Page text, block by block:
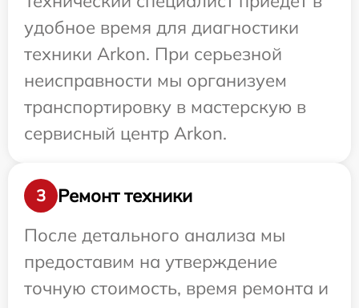
удобное время для диагностики
техники Arkon. При серьезной
неисправности мы организуем
транспортировку в мастерскую в
сервисный центр Arkon.
3
Ремонт техники
После детального анализа мы
предоставим на утверждение
точную стоимость, время ремонта и